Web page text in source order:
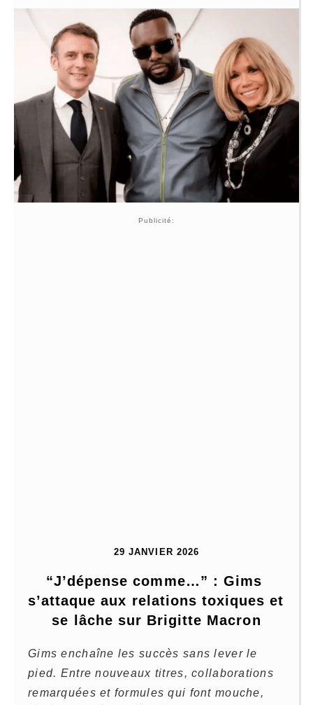
Publicité:
29 JANVIER 2026
“J’dépense comme…” : Gims
s’attaque aux relations toxiques et
se lâche sur Brigitte Macron
Gims enchaîne les succès sans lever le
pied. Entre nouveaux titres, collaborations
remarquées et formules qui font mouche,